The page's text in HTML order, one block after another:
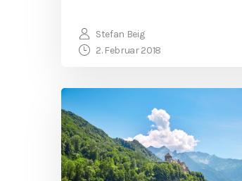
Stefan Beig
2. Februar 2018